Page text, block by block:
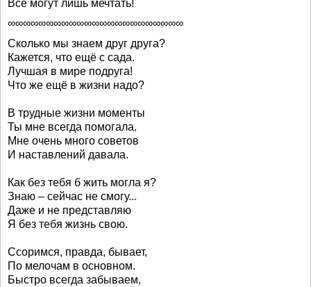
Все могут лишь мечтать!
∞∞∞∞∞∞∞∞∞∞∞∞∞∞∞∞∞∞∞∞∞∞∞
Сколько мы знаем друг друга?
Кажется, что ещё с сада.
Лучшая в мире подруга!
Что же ещё в жизни надо?
В трудные жизни моменты
Ты мне всегда помогала.
Мне очень много советов
И наставлений давала.
Как без тебя б жить могла я?
Знаю – сейчас не смогу...
Даже и не представляю
Я без тебя жизнь свою.
Ссоримся, правда, бывает,
По мелочам в основном.
Быстро всегда забываем,